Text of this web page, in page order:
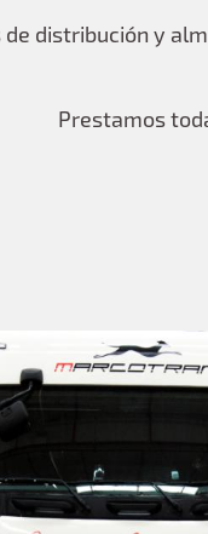
distribución y
Prestamos